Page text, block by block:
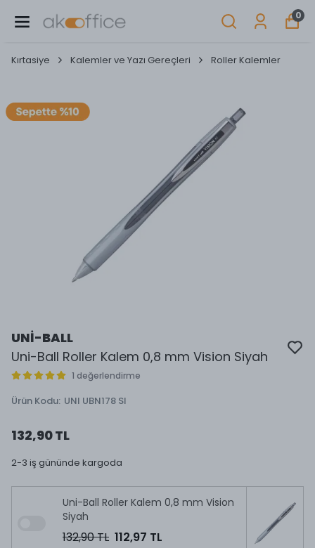
0
Kırtasiye Kalemler ve Yazı Gereçleri Roller Kalemler
UNİ-BALL
Uni-Ball Roller Kalem 0,8 mm Vision Siyah
1 değerlendirme
Ürün Kodu: UNI UBN178 SI
132,90 TL
2-3 iş gününde kargoda
Uni-Ball Roller Kalem 0,8 mm Vision
Siyah
132,90 TL 112,97 TL